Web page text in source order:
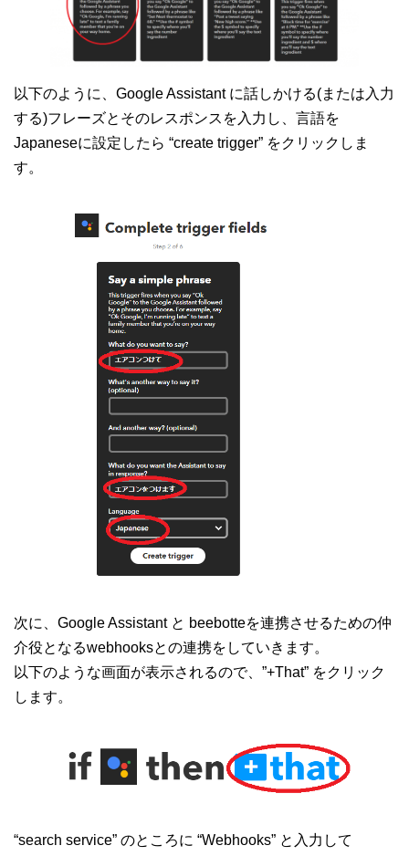
以下のように、Google Assistant に話しかける(または入力
する)フレーズとそのレスポンスを入力し、言語を
Japaneseに設定したら “create trigger” をクリックしま
す。
次に、Google Assistant と beebotteを連携させるための仲
介役となるwebhooksとの連携をしていきます。
以下のような画面が表示されるので、”+That” をクリック
します。
“search service” のところに “Webhooks” と入力して